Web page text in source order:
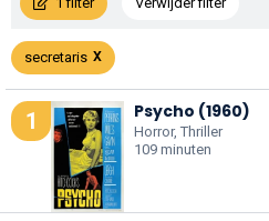
secretaris
1 Psycho (1960)
Horror, Thriller
109 minuten